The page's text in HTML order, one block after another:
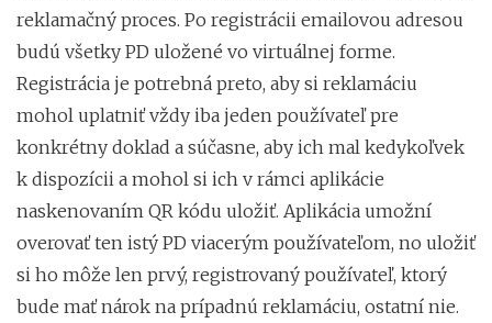
reklamačný proces. Po registrácii emailovou adresou
budú všetky PD uložené vo virtuálnej forme.
Registrácia je potrebná preto, aby si reklamáciu
mohol uplatniť vždy iba jeden používateľ pre
konkrétny doklad a súčasne, aby ich mal kedykoľvek
k dispozícii a mohol si ich v rámci aplikácie
naskenovaním QR kódu uložiť. Aplikácia umožní
overovať ten istý PD viacerým používateľom, no uložiť
si ho môže len prvý, registrovaný používateľ, ktorý
bude mať nárok na prípadnú reklamáciu, ostatní nie.